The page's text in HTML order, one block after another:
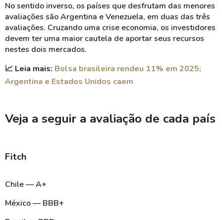
No sentido inverso, os países que desfrutam das menores
avaliações são Argentina e Venezuela, em duas das três
avaliações. Cruzando uma crise economia, os investidores
devem ter uma maior cautela de aportar seus recursos
nestes dois mercados.
📈 Leia mais: Bolsa brasileira rendeu 11% em 2025;
Argentina e Estados Unidos caem
Veja a seguir a avaliação de cada país
Fitch
Chile — A+
México — BBB+